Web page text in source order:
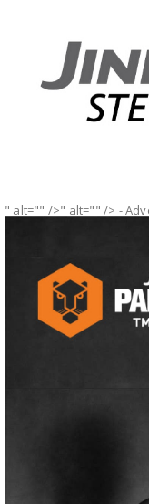
" alt="" />" alt="" /> -